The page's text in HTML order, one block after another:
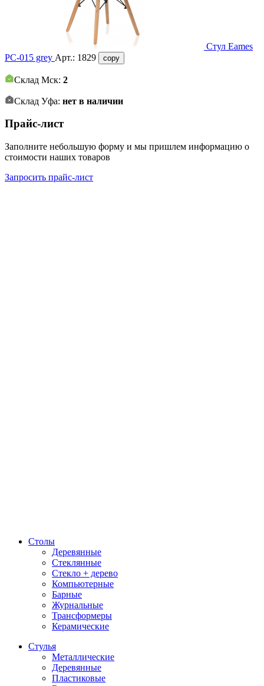
Стул Eames
PC-015 grey Арт.: 1829 copy
Склад Мск: 2
Склад Уфа: нет в наличии
Прайс-лист
Заполните небольшую форму и мы пришлем информацию о
стоимости наших товаров
Запросить прайс-лист
Столы
Деревянные
Стеклянные
Стекло + дерево
Компьютерные
Барные
Журнальные
Трансформеры
Керамические
Стулья
Металлические
Деревянные
Пластиковые